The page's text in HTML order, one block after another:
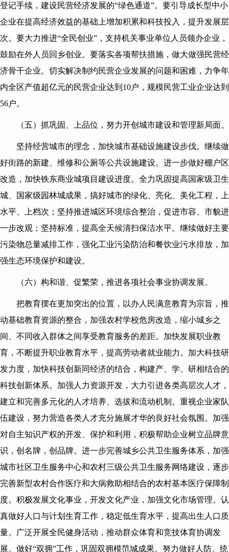
登记手续，建设民营经济发展的“绿色通道”。要引导成长型中小
企业在提高经济效益的基础上增加积累和科技投入，提升发展层
次。要大力推进“全民创业”，支持机关事业单位人员领办企业，
鼓励在外人员回乡创业。要落实各项帮扶措施，做大做强民营经
济骨干企业。切实解决制约民营企业发展的问题和困难，力争年
内全区产值超亿元的民营企业达到10户，规模民营工业企业达到
56户。
（五）抓巩固、上品位，努力开创城市建设和管理新局面。
坚持经营城市的理念，加快城市基础设施建设步伐。继续做
好街路的新建、维修和公厕等公共设施建设。进一步做好棚户区
改造，加快铁东商业城项目建设进度。全力巩固提高国家级卫生
城、国家级园林城成果，搞好城市的绿化、亮化、美化工程，上
水平、上档次；坚持推进城区环境综合整治，促进市容、市貌进
一步改观；坚持标准，提高全天候清扫保洁水平。继续做好主要
污染物总量减排工作，强化工业污染防治和餐饮业污水排放，加
强生态环境保护和建设。
（六）构和谐、促繁荣，推进各项社会事业协调发展。
把教育摆在更加突出的位置，以办人民满意教育为宗旨，推
动基础教育资源的整合，加强农村学校危房改造，缩小城乡之
间、不同收入群体之间享受教育服务的差距。加快发展职业教
育，不断提升职业教育水平，提高劳动者就业能力。加大科技研
发力度，加快科技创新同经济的结合，构建产、学、研相结合的
科技创新体系。加强人力资源开发，大力引进各类高层次人才，
建立和完善多元化的人才培养、选拔和流动机制。重视企业家队
伍建设，努力营造各类人才充分施展才华的良好社会氛围。加强
对自主知识产权的开发、保护和利用，积极帮助企业树立品牌意
识，创名牌，创品牌。进一步完善城乡公共卫生服务体系，加强
城市社区卫生服务中心和农村三级公共卫生服务网络建设，逐步
完善新型农村合作医疗和大病救助相结合的农村基本医疗保障制
度。积极发展文化事业，开发文化产业，加强文化市场管理。认
真做好人口与计划生育工作，稳定低生育水平，提高出生人口质
量。广泛开展全民健身活动，推动群众体育和竞技体育协调发
展。做好“双拥”工作，巩固双拥模范城成果。努力做好人防、统